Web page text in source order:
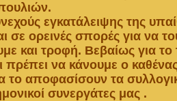
εγκατάλειψης της
σε ορεινές σπορές για να
και τροφή. Βεβαίως για το
πρέπει να κάνουμε ο
το αποφασίσουν τα
συνεργάτες μας .